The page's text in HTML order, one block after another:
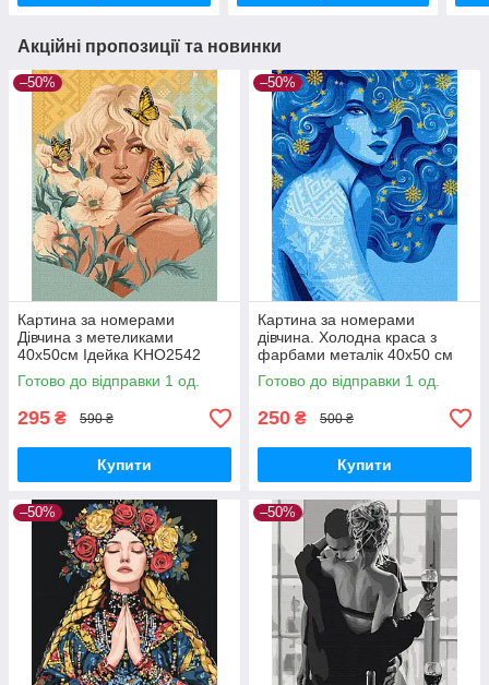
Акційні пропозиції та новинки
–50%
Картина за номерами
Дівчина з метеликами
40х50см Ідейка KHO2542
Готово до відправки 1 од.
295 ₴ 590 ₴
Купити
–50%
Картина за номерами
дівчина. Холодна краса з
фарбами металік 40х50 см
Ідейка KHO2587
Готово до відправки 1 од.
250 ₴ 500 ₴
Купити
–50% –50%